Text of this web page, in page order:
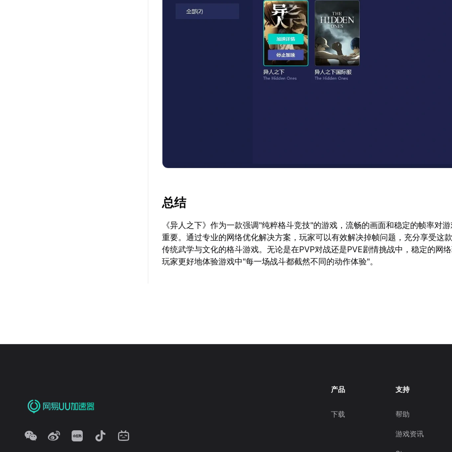
总结
《异人之下》作为一款强调"纯粹格斗竞技"的游戏，流畅的画面和稳定的帧率对
重要。通过专业的网络优化解决方案，玩家可以有效解决掉帧问题，充分享受这
传统武学与文化的格斗游戏。无论是在PVP对战还是PVE剧情挑战中，稳定的网
玩家更好地体验游戏中"每一场战斗都截然不同的动作体验"。
产品
下载
支持
帮助
游戏资讯